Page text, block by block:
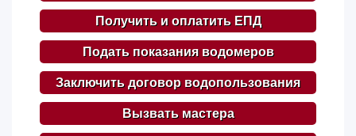
Получить и оплатить ЕПД
Подать показания водомеров
Заключить договор водопользования
Вызвать мастера